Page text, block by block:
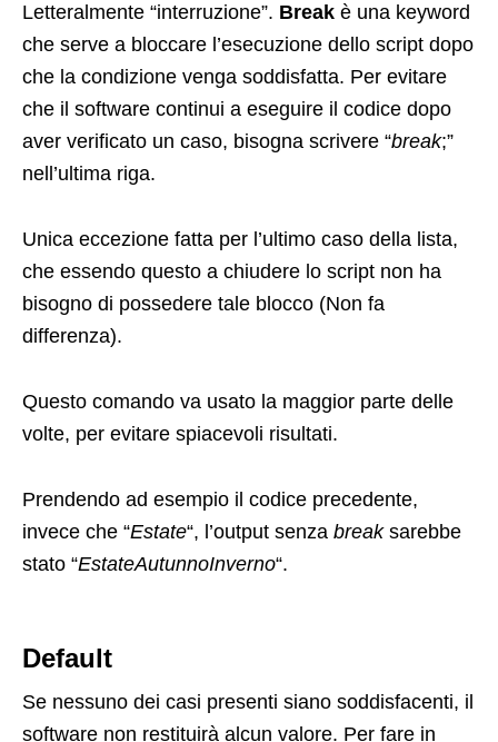
Letteralmente “interruzione”. Break è una keyword
che serve a bloccare l’esecuzione dello script dopo
che la condizione venga soddisfatta. Per evitare
che il software continui a eseguire il codice dopo
aver verificato un caso, bisogna scrivere “break;”
nell’ultima riga.
Unica eccezione fatta per l’ultimo caso della lista,
che essendo questo a chiudere lo script non ha
bisogno di possedere tale blocco (Non fa
differenza).
Questo comando va usato la maggior parte delle
volte, per evitare spiacevoli risultati.
Prendendo ad esempio il codice precedente,
invece che “Estate“, l’output senza break sarebbe
stato “EstateAutunnoInverno“.
Default
Se nessuno dei casi presenti siano soddisfacenti, il
software non restituirà alcun valore. Per fare in